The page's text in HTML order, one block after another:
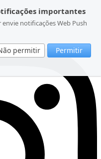
importantes
notificações Web Push
permitir Permitir